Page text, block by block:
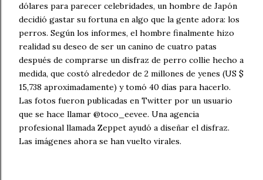
dólares para parecer celebridades, un hombre de Japón
decidió gastar su fortuna en algo que la gente adora: los
perros. Según los informes, el hombre finalmente hizo
realidad su deseo de ser un canino de cuatro patas
después de comprarse un disfraz de perro collie hecho a
medida, que costó alrededor de 2 millones de yenes (US $
15,738 aproximadamente) y tomó 40 días para hacerlo.
Las fotos fueron publicadas en Twitter por un usuario
que se hace llamar @toco_eevee. Una agencia
profesional llamada Zeppet ayudó a diseñar el disfraz.
Las imágenes ahora se han vuelto virales.